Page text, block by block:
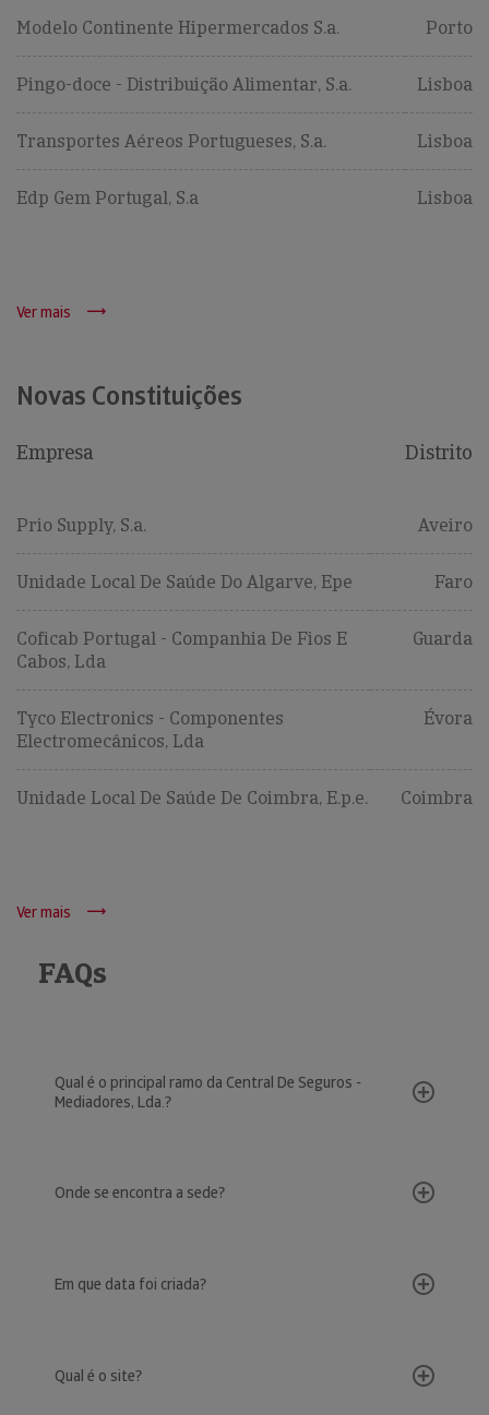
Modelo Continente Hipermercados S.a. Porto
Pingo-doce - Distribuição Alimentar, S.a. Lisboa
Transportes Aéreos Portugueses, S.a. Lisboa
Edp Gem Portugal, S.a Lisboa
Ver mais
Novas Constituições
Empresa Distrito
Prio Supply, S.a. Aveiro
Unidade Local De Saúde Do Algarve, Epe Faro
Coficab Portugal - Companhia De Fios E
Cabos, Lda
Guarda
Tyco Electronics - Componentes
Electromecânicos, Lda
Évora
Unidade Local De Saúde De Coimbra, E.p.e. Coimbra
Ver mais
FAQs
Qual é o principal ramo da Central De Seguros -
Mediadores, Lda.?
Onde se encontra a sede?
Em que data foi criada?
Qual é o site?